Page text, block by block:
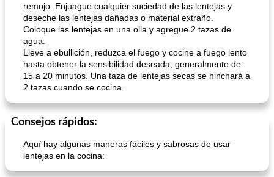
remojo. Enjuague cualquier suciedad de las lentejas y
deseche las lentejas dañadas o material extraño.
Coloque las lentejas en una olla y agregue 2 tazas de
agua.
Lleve a ebullición, reduzca el fuego y cocine a fuego lento
hasta obtener la sensibilidad deseada, generalmente de
15 a 20 minutos. Una taza de lentejas secas se hinchará a
2 tazas cuando se cocina.
Consejos rápidos:
Aquí hay algunas maneras fáciles y sabrosas de usar
lentejas en la cocina: